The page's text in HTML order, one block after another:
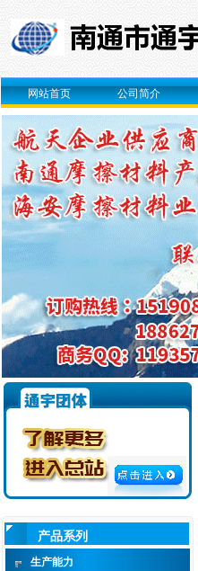
网站首页 公司简介
产品系列
生产能力